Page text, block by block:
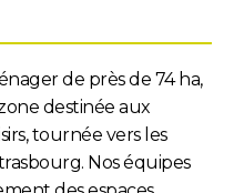
de près de 74 ha,
destinée aux
tournée vers les
Nos équipes